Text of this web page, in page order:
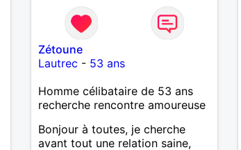
Zétoune
Lautrec - 53 ans
Homme célibataire de 53 ans
recherche rencontre amoureuse
Bonjour à toutes, je cherche
avant tout une relation saine,